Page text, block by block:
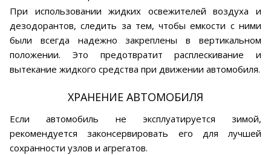
При использовании жидких освежителей воздуха и
дезодорантов, следить за тем, чтобы емкости с ними
были всегда надежно закреплены в вертикальном
положении. Это предотвратит расплескивание и
вытекание жидкого средства при движении автомобиля.
ХРАНЕНИЕ АВТОМОБИЛЯ
Если автомобиль не эксплуатируется зимой,
рекомендуется законсервировать его для лучшей
сохранности узлов и агрегатов.